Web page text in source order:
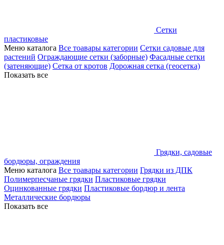
Сетки
пластиковые
Меню каталога Все тоавары категории Сетки садовые для
растений Ограждающие сетки (заборные) Фасадные сетки
(затеняющие) Сетка от кротов Дорожная сетка (геосетка)
Показать все
Грядки, садовые
бордюры, ограждения
Меню каталога Все тоавары категории Грядки из ДПК
Полимерпесчаные грядки Пластиковые грядки
Оцинкованные грядки Пластиковые бордюр и лента
Металлические бордюры
Показать все